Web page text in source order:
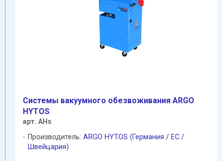
Системы вакуумного обезвоживания ARGO
HYTOS
арт. AHs
Производитель: ARGO HYTOS (Германия / EC /
Швейцария)